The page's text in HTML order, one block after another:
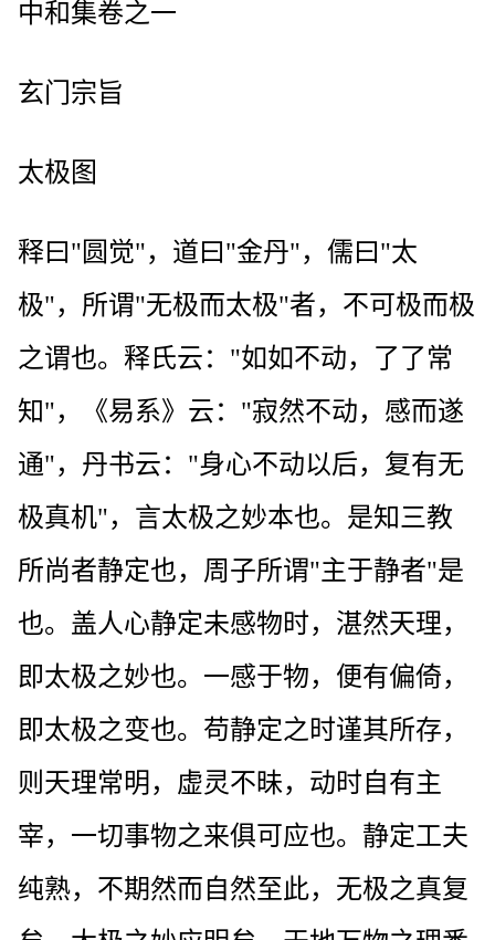
中和集卷之一
玄门宗旨
太极图
释曰"圆觉"，道曰"金丹"，儒曰"太
极"，所谓"无极而太极"者，不可极而极
之谓也。释氏云："如如不动，了了常
知"，《易系》云："寂然不动，感而遂
通"，丹书云："身心不动以后，复有无
极真机"，言太极之妙本也。是知三教
所尚者静定也，周子所谓"主于静者"是
也。盖人心静定未感物时，湛然天理，
即太极之妙也。一感于物，便有偏倚，
即太极之变也。苟静定之时谨其所存，
则天理常明，虚灵不昧，动时自有主
宰，一切事物之来俱可应也。静定工夫
纯熟，不期然而自然至此，无极之真复